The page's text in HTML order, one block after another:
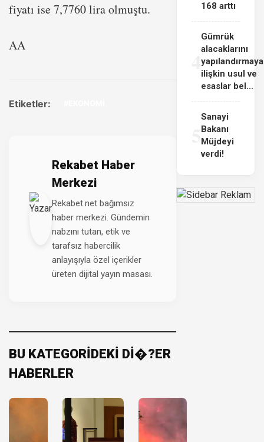
fiyatı ise 7,7760 lira olmuştu.
AA
Etiketler:
Rekabet Haber
Merkezi
Rekabet.net bağımsız
haber merkezi. Gündemin
nabzını tutan, etik ve
tarafsız habercilik
anlayışıyla özel içerikler
üreten dijital yayın masası.
BU KATEGORİDEKİ Dİ�?ER
HABERLER
168 arttı
4
Gümrük
alacaklarını
yapılandırmaya
ilişkin usul ve
esaslar bel...
Sanayi
Bakanı
Müjdeyi
verdi!